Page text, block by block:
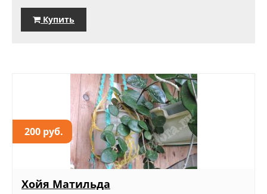
Купить
200 руб.
Хойя Матильда